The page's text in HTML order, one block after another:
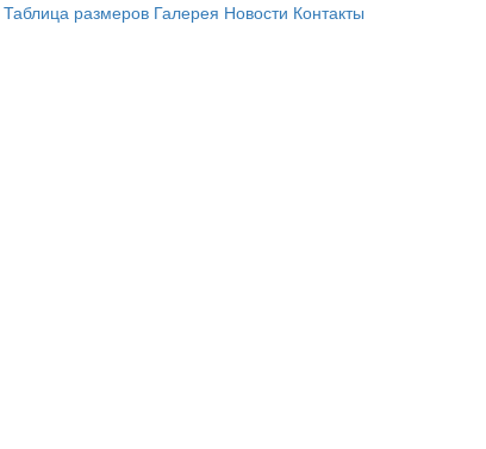
Таблица размеров Галерея Новости Контакты